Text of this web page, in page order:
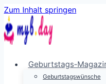
Zum Inhalt springen
Geburtstags-
Geburtstagswünsche